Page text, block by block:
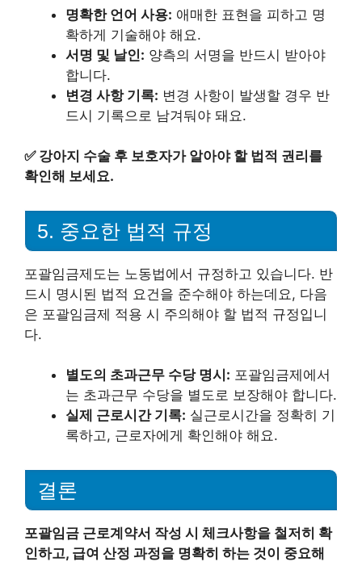
명확한 언어 사용: 애매한 표현을 피하고 명
확하게 기술해야 해요.
서명 및 날인: 양측의 서명을 반드시 받아야
합니다.
변경 사항 기록: 변경 사항이 발생할 경우 반
드시 기록으로 남겨둬야 돼요.
✅ 강아지 수술 후 보호자가 알아야 할 법적 권리를
확인해 보세요.
5. 중요한 법적 규정
포괄임금제도는 노동법에서 규정하고 있습니다. 반
드시 명시된 법적 요건을 준수해야 하는데요, 다음
은 포괄임금제 적용 시 주의해야 할 법적 규정입니
다.
별도의 초과근무 수당 명시: 포괄임금제에서
는 초과근무 수당을 별도로 보장해야 합니다.
실제 근로시간 기록: 실근로시간을 정확히 기
록하고, 근로자에게 확인해야 해요.
결론
포괄임금 근로계약서 작성 시 체크사항을 철저히 확
인하고, 급여 산정 과정을 명확히 하는 것이 중요해